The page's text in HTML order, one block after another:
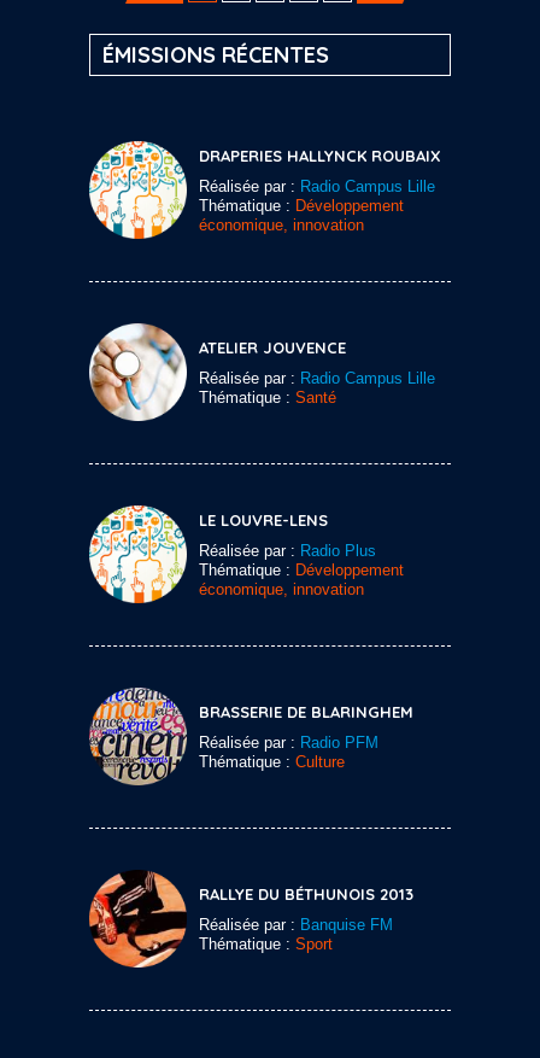
ÉMISSIONS RÉCENTES
DRAPERIES HALLYNCK ROUBAIX
Réalisée par : Radio Campus Lille
Thématique : Développement
économique, innovation
ATELIER JOUVENCE
Réalisée par : Radio Campus Lille
Thématique : Santé
LE LOUVRE-LENS
Réalisée par : Radio Plus
Thématique : Développement
économique, innovation
BRASSERIE DE BLARINGHEM
Réalisée par : Radio PFM
Thématique : Culture
RALLYE DU BÉTHUNOIS 2013
Réalisée par : Banquise FM
Thématique : Sport